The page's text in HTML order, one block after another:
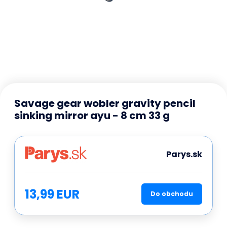
Savage gear wobler gravity pencil
sinking mirror ayu - 8 cm 33 g
Parys.sk
13,99 EUR Do obchodu